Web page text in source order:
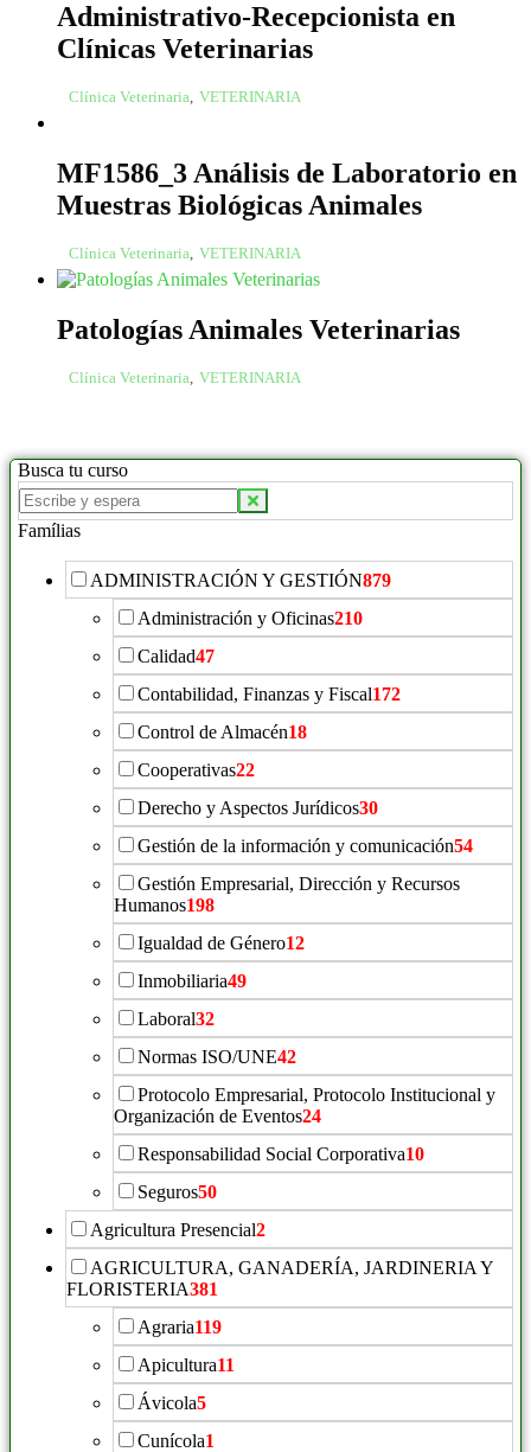
Administrativo-Recepcionista en
Clínicas Veterinarias
Clínica Veterinaria, VETERINARIA
MF1586_3 Análisis de Laboratorio en
Muestras Biológicas Animales
Clínica Veterinaria, VETERINARIA
Patologías Animales Veterinarias
Clínica Veterinaria VETERINARIA
Busca tu curso
Famílias
ADMINISTRACIÓN Y GESTIÓN879
Administración y Oficinas210
Calidad47
Contabilidad, Finanzas y Fiscal172
Control de Almacén18
Cooperativas22
Derecho y Aspectos Jurídicos30
Gestión de la información y comunicación54
Gestión Empresarial, Dirección y Recursos
Humanos198
Igualdad de Género12
Inmobiliaria49
Laboral32
Normas ISO/UNE42
Protocolo Empresarial, Protocolo Institucional y
Organización de Eventos24
Responsabilidad Social Corporativa10
Seguros50
Agricultura Presencial2
AGRICULTURA, GANADERÍA, JARDINERIA Y
FLORISTERIA381
Agraria119
Apicultura11
Ávicola5
Cunícola1